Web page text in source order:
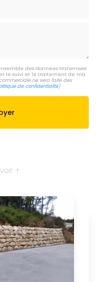
des données transmises
le suivi et le traitement de ma
ne sera faite des
de confidentialité)
+